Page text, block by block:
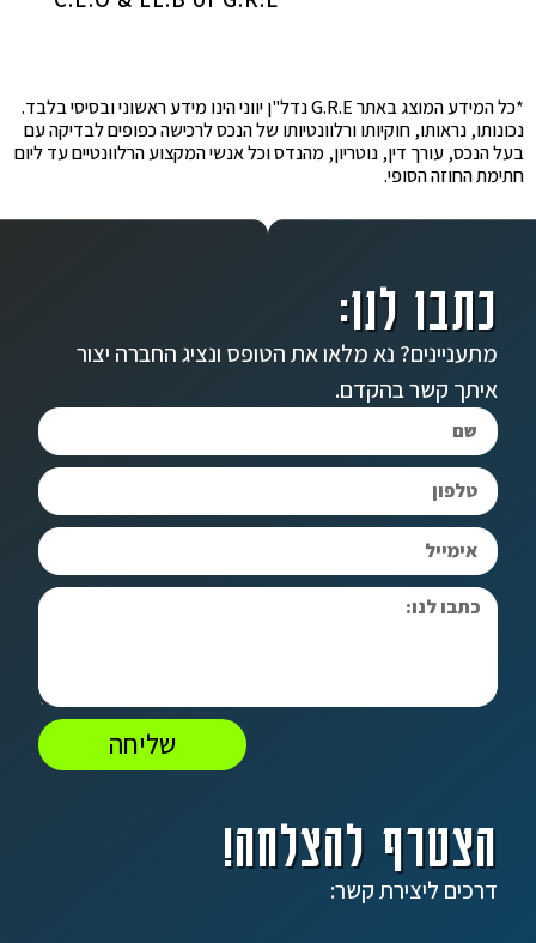
*כל המידע המוצג באתר G.R.E נדל"ן יווני הינו מידע ראשוני ובסיסי בלבד.
נכונותו, נראותו, חוקיותו ורלוונטיותו של הנכס לרכישה כפופים לבדיקה עם
בעל הנכס, עורך דין, נוטריון, מהנדס וכל אנשי המקצוע הרלוונטיים עד ליום
חתימת החוזה הסופי.
הצטרף להצלחה!
דרכים ליצירת קשר:
כתבו לנו:
מתעניינים? נא מלאו את הטופס ונציג החברה יצור
איתך קשר בהקדם.
שליחה